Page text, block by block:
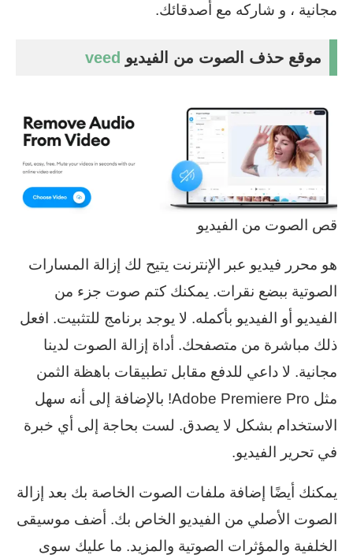
مجانية ، و شاركه مع أصدقائك.
موقع حذف الصوت من الفيديو veed
قص الصوت من الفيديو
هو محرر فيديو عبر الإنترنت يتيح لك إزالة المسارات
الصوتية ببضع نقرات. يمكنك كتم صوت جزء من
الفيديو أو الفيديو بأكمله. لا يوجد برنامج للتثبيت. افعل
ذلك مباشرة من متصفحك. أداة إزالة الصوت لدينا
مجانية. لا داعي للدفع مقابل تطبيقات باهظة الثمن
مثل Adobe Premiere Pro! بالإضافة إلى أنه سهل
الاستخدام بشكل لا يصدق. لست بحاجة إلى أي خبرة
في تحرير الفيديو.
يمكنك أيضًا إضافة ملفات الصوت الخاصة بك بعد إزالة
الصوت الأصلي من الفيديو الخاص بك. أضف موسيقى
الخلفية والمؤثرات الصوتية والمزيد. ما عليك سوى